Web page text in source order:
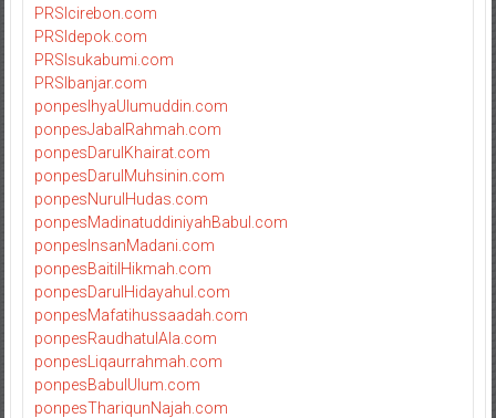
PRSIcirebon.com
PRSIdepok.com
PRSIsukabumi.com
PRSIbanjar.com
ponpesIhyaUlumuddin.com
ponpesJabalRahmah.com
ponpesDarulKhairat.com
ponpesDarulMuhsinin.com
ponpesNurulHudas.com
ponpesMadinatuddiniyahBabul.com
ponpesInsanMadani.com
ponpesBaitilHikmah.com
ponpesDarulHidayahul.com
ponpesMafatihussaadah.com
ponpesRaudhatulAla.com
ponpesLiqaurrahmah.com
ponpesBabulUlum.com
ponpesThariqunNajah.com